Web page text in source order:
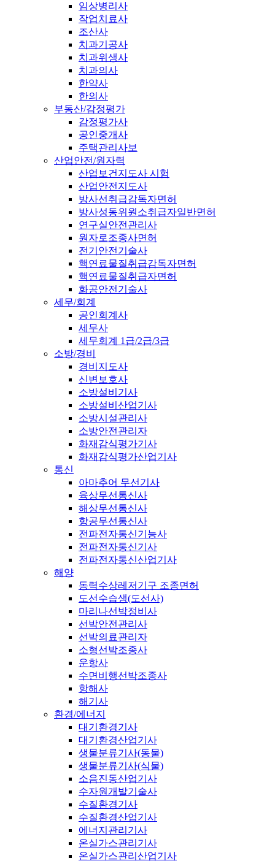
임상병리사
작업치료사
조산사
치과기공사
치과위생사
치과의사
한약사
한의사
부동산/감정평가
감정평가사
공인중개사
주택관리사보
산업안전/원자력
산업보건지도사 시험
산업안전지도사
방사선취급감독자면허
방사성동위원소취급자일반면허
연구실안전관리사
원자로조종사면허
전기안전기술사
핵연료물질취급감독자면허
핵연료물질취급자면허
화공안전기술사
세무/회계
공인회계사
세무사
세무회계 1급/2급/3급
소방/경비
경비지도사
신변보호사
소방설비기사
소방설비산업기사
소방시설관리사
소방안전관리자
화재감식평가기사
화재감식평가산업기사
통신
아마추어 무선기사
육상무선통신사
해상무선통신사
항공무선통신사
전파전자통신기능사
전파전자통신기사
전파전자통신산업기사
해양
동력수상레저기구 조종면허
도선수습생(도선사)
마리나선박정비사
선박안전관리사
선박의료관리자
소형선박조종사
운항사
수면비행선박조종사
항해사
해기사
환경/에너지
대기환경기사
대기환경산업기사
생물분류기사(동물)
생물분류기사(식물)
소음진동산업기사
수자원개발기술사
수질환경기사
수질환경산업기사
에너지관리기사
온실가스관리기사
온실가스관리산업기사